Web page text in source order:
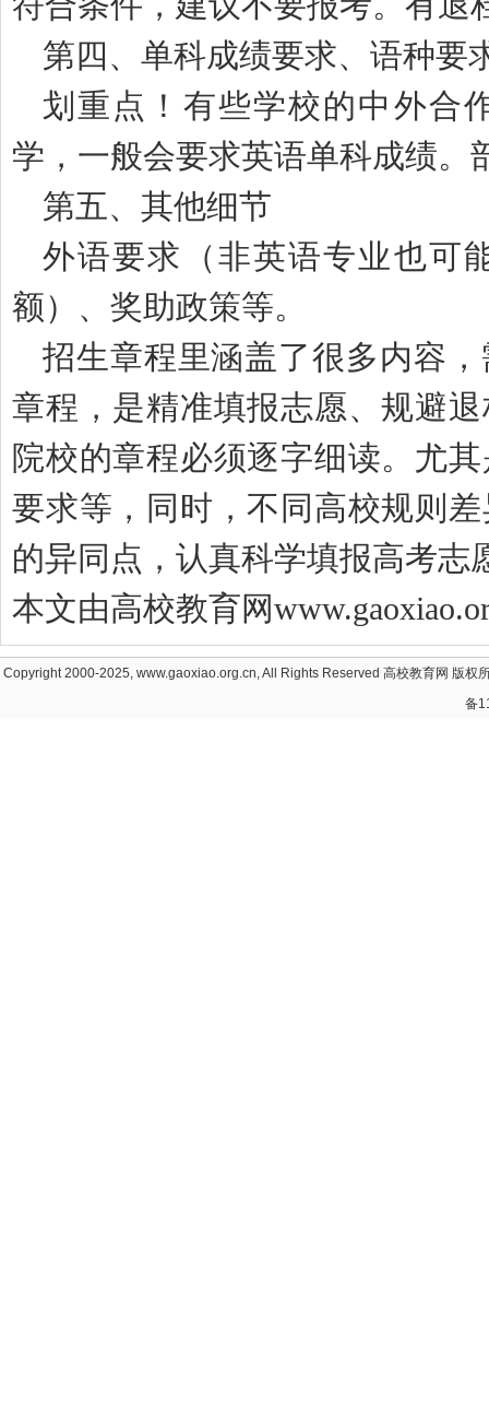
第四、单科成绩要求、语种要
划重点！有些学校的中外合
学，一般会要求英语单科成绩。
第五、其他细节
外语要求（非英语专业也可
额）、奖助政策等。
招生章程里涵盖了很多内容
章程，是精准填报志愿、规避
院校的章程必须逐字细读。尤
要求等，同时，不同高校规则
的异同点，认真科学填报高考志
本文由高校教育网
Copyright 2000-2025, www.gaoxiao.org.cn, All Rights Reserved 高校教育网 版权
备